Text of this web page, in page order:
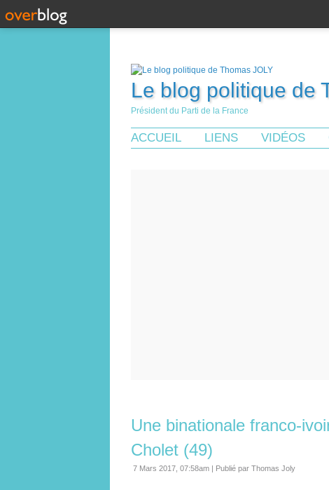
Le blog politique de
Président du Parti de la France
ACCUEIL LIENS VIDÉOS
Une binationale franco-
Cholet (49)
7 Mars 2017, 07:58am | Publié par Thomas Joly